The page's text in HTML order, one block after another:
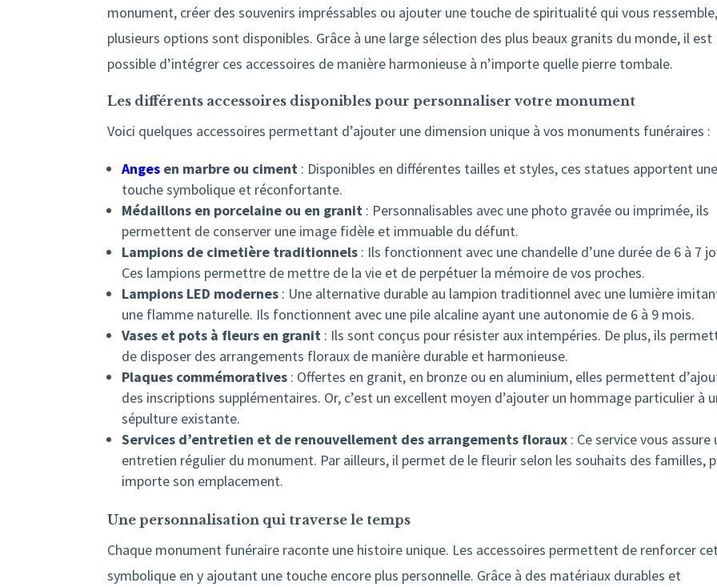
monument, créer des souvenirs impréssables ou ajouter une touche de spiritualité qui vous
plusieurs options sont disponibles. Grâce à une large sélection des plus beaux granits du monde, il est
possible d’intégrer ces accessoires de manière harmonieuse à n’importe quelle pierre tombale.
Les différents accessoires disponibles pour personnaliser votre monument
Voici quelques accessoires permettant d’ajouter une dimension unique à vos monuments funéraires :
Anges en marbre ou ciment : Disponibles en différentes tailles et styles, ces statues apportent
touche symbolique et réconfortante.
Médaillons en porcelaine ou en granit : Personnalisables avec une photo gravée ou imprimée, ils
permettent de conserver une image fidèle et immuable du défunt.
Lampions de cimetière traditionnels : Ils fonctionnent avec une chandelle d’une durée de 6 à 7
Ces lampions permettre de mettre de la vie et de perpétuer la mémoire de vos proches.
Lampions LED modernes : Une alternative durable au lampion traditionnel avec une lumière
une flamme naturelle. Ils fonctionnent avec une pile alcaline ayant une autonomie de 6 à 9 mois.
Vases et pots à fleurs en granit : Ils sont conçus pour résister aux intempéries. De plus, ils
de disposer des arrangements floraux de manière durable et harmonieuse.
Plaques commémoratives : Offertes en granit, en bronze ou en aluminium, elles permettent
des inscriptions supplémentaires. Or, c’est un excellent moyen d’ajouter un hommage particulier à
sépulture existante.
Services d’entretien et de renouvellement des arrangements floraux : Ce service vous assure
entretien régulier du monument. Par ailleurs, il permet de le fleurir selon les souhaits des familles,
importe son emplacement.
Une personnalisation qui traverse le temps
Chaque monument funéraire raconte une histoire unique. Les accessoires permettent de renforcer
symbolique en y ajoutant une touche encore plus personnelle. Grâce à des matériaux durables et